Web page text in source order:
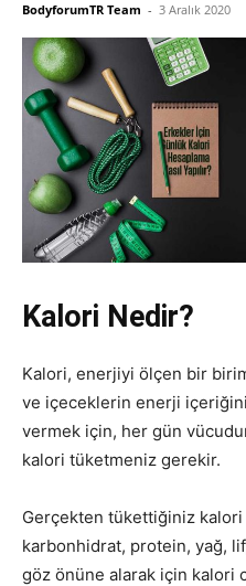
BodyforumTR Team - 3 Aralık 2020
Kalori Nedir?
Kalori, enerjiyi ölçen bir
ve içeceklerin enerji
vermek için, her gün
kalori tüketmeniz gerekir.
Gerçekten tükettiğiniz kalori
karbonhidrat, protein, yağ,
göz önüne alarak için kalori